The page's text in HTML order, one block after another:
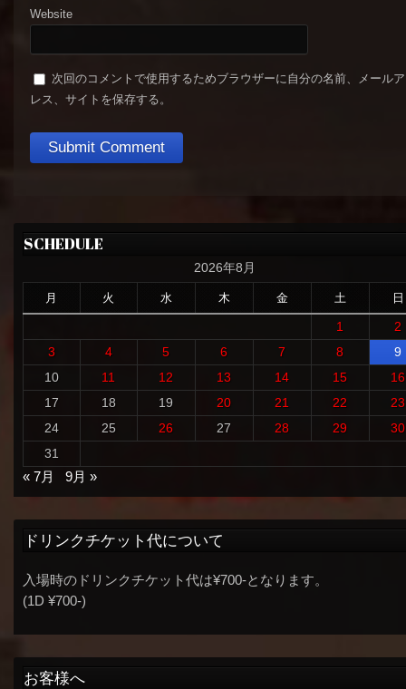
Website
次回のコメントで使用するためブラウザーに自分の名前、メール
レス、サイトを保存する。
SCHEDULE
2026年8月
月 火 水 木 金 土 日
1
2
3
4 5 6 7 8
9
10
11 12 13 14 15
16
17
18 19 20 21 22
23
24
25 26 27 28 29
30
31
« 7月
9月 »
ドリンクチケット代について
入場時のドリンクチケット代は¥700-となります。
(1D ¥700-)
お客様へ